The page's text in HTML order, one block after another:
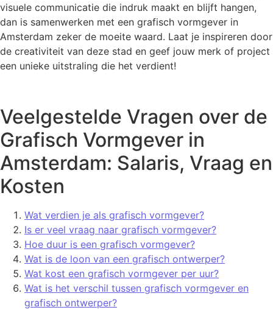
visuele communicatie die indruk maakt en blijft hangen,
dan is samenwerken met een grafisch vormgever in
Amsterdam zeker de moeite waard. Laat je inspireren door
de creativiteit van deze stad en geef jouw merk of project
een unieke uitstraling die het verdient!
Veelgestelde Vragen over de
Grafisch Vormgever in
Amsterdam: Salaris, Vraag en
Kosten
Wat verdien je als grafisch vormgever?
Is er veel vraag naar grafisch vormgever?
Hoe duur is een grafisch vormgever?
Wat is de loon van een grafisch ontwerper?
Wat kost een grafisch vormgever per uur?
Wat is het verschil tussen grafisch vormgever en
grafisch ontwerper?